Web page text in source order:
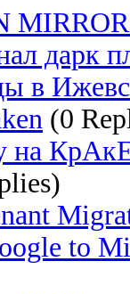
дарк
в
(0
на
to